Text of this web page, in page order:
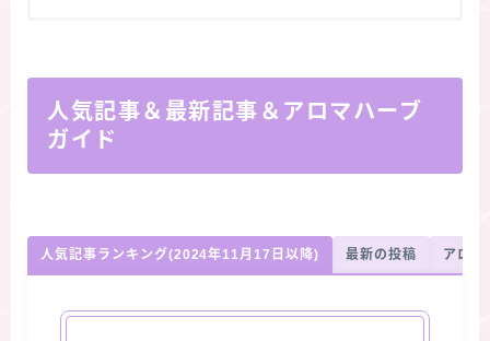
人気記事＆最新記事＆アロマハーブ
ガイド
人気記事ランキング(2024年11月17日以降) 最新の投稿 アロマ